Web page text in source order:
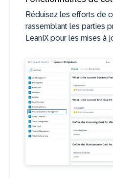
Réduisez les efforts de
rassemblant les parties
LeanIX pour les mises à